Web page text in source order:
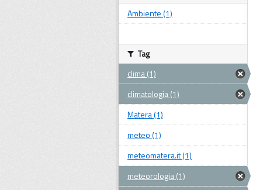
Ambiente (1)
Tag
clima (1)
climatologia (1)
Matera (1)
meteo (1)
meteomatera.it (1)
meteorologia (1)